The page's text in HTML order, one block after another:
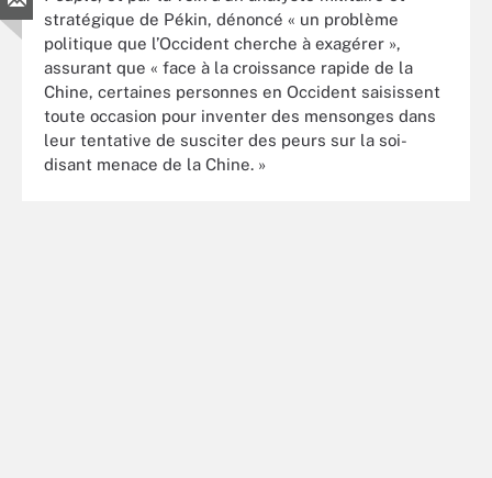
stratégique de Pékin, dénoncé « un problème
politique que l’Occident cherche à exagérer »,
assurant que « face à la croissance rapide de la
Chine, certaines personnes en Occident saisissent
toute occasion pour inventer des mensonges dans
leur tentative de susciter des peurs sur la soi-
disant menace de la Chine. »